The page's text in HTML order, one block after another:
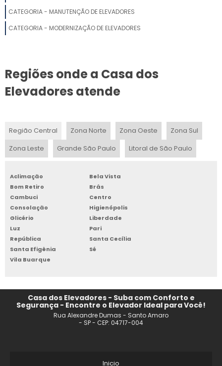
VALOR ELEVADOR DOMÉSTICO
MONTA CARGA RESIDENCIAL
ELEVADORES RESIDENCIAIS ACESSIBILIDADE
ELEVADOR RESIDENCIAL NANO LIFT PREÇO
FABRICANTE DE ELEVADOR RS
ELEVADORES PEQUENOS PARA RESIDÊNCIAS
PREÇO DE ELEVADOR PARA PRÉDIO DE 3 ANDARES
ELEVADOR HIDRÁULICO RESIDENCIAL PREÇO
PROJETO DE ELEVADOR DE CARGA
ELEVADOR RESIDENCIAL EXTERNO
FABRICA DE ELEVADOR RESIDENCIAL LONDRINA
CATEGORIA - MANUTENÇÃO DE ELEVADORES
CATEGORIA - MODERNIZAÇÃO DE ELEVADORES
Regiões onde a Casa dos
Elevadores atende
Região Central Zona Norte Zona Oeste
Zona Sul
Zona Leste
Grande São Paulo Litoral de São Paulo
Aclimação
Bela Vista
Bom Retiro
Brás
Cambuci
Centro
Consolação
Higienópolis
Glicério
Liberdade
Luz
Pari
República
Santa Cecília
Santa Efigênia
Sé
Vila Buarque
Casa dos Elevadores - Suba com Conforto e
Segurança - Encontre o Elevador Ideal para Você!
Rua Alexandre Dumas - Santo Amaro
- SP - CEP: 04717-004
Inicio